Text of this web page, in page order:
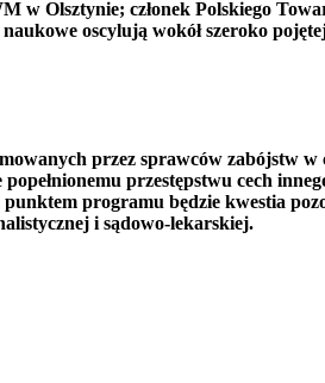
Olsztynie; członek Polskiego
oscylują wokół szeroko
przez sprawców zabójstw
przestępstwu cech
programu będzie kwestia
i sądowo-lekarskiej.